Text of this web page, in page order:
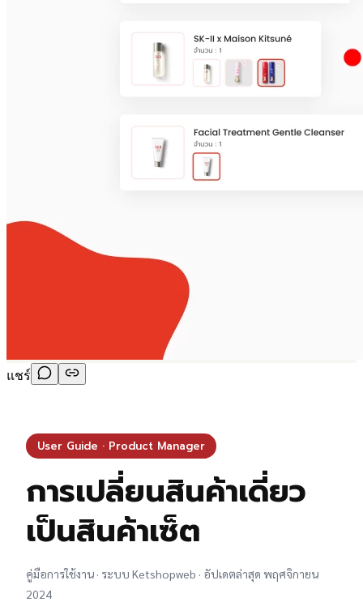
แชร์
User Guide · Product Manager
การเปลี่ยนสินค้าเดี่ยว
เป็นสินค้าเซ็ต
คู่มือการใช้งาน · ระบบ Ketshopweb · อัปเดตล่าสุด พฤศจิกายน
2024